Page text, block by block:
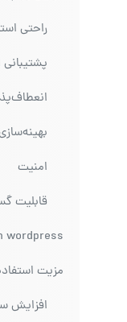
راحتی
امنیت
قابلیت
wordpress
مزیت
افزایش